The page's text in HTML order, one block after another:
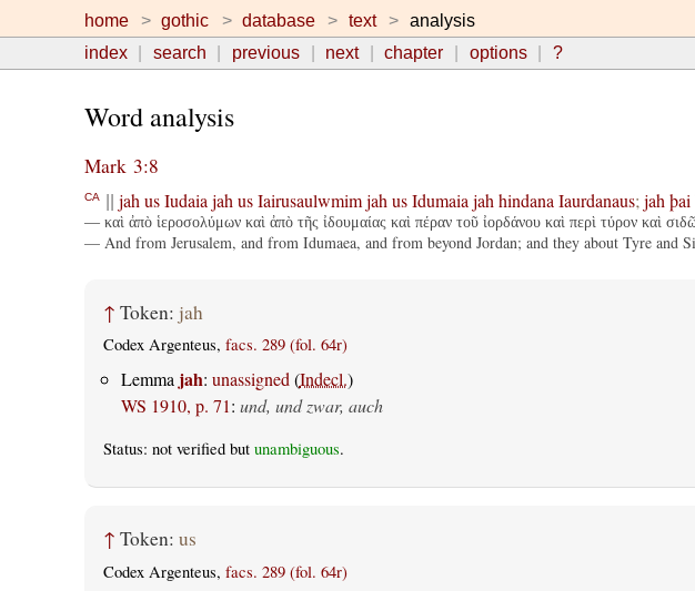
home gothic database text
analysis
index
search previous next chapter options ?
Word analysis
Mark 3:8
CA jah us Iudaia jah us Iairusaulwmim jah us Idumaia jah hindana Iaurdanaus; jah þai
— καὶ ἀπὸ ἱεροσολύμων καὶ ἀπὸ τῆς ἰδουμαίας καὶ πέραν τοῦ ἰορδάνου καὶ περὶ τύρον καὶ
— And from Jerusalem, and from Idumaea, and from beyond Jordan; and they about Tyre and
↑ Token: jah
Codex Argenteus, facs. 289 (fol. 64r)
Lemma jah: unassigned (Indecl.)
WS 1910, p. 71: und, und zwar, auch
Status: not verified but unambiguous.
↑ Token: us
Codex Argenteus, facs. 289 (fol. 64r)